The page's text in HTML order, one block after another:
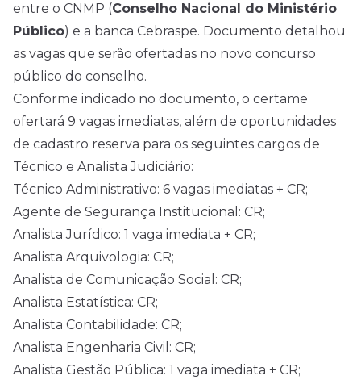
entre o CNMP (Conselho Nacional do Ministério
Público) e a banca Cebraspe. Documento detalhou
as vagas que serão ofertadas no novo concurso
público do conselho.
Conforme indicado no documento, o certame
ofertará 9 vagas imediatas, além de oportunidades
de cadastro reserva para os seguintes cargos de
Técnico e Analista Judiciário:
Técnico Administrativo: 6 vagas imediatas + CR;
Agente de Segurança Institucional: CR;
Analista Jurídico: 1 vaga imediata + CR;
Analista Arquivologia: CR;
Analista de Comunicação Social: CR;
Analista Estatística: CR;
Analista Contabilidade: CR;
Analista Engenharia Civil: CR;
Analista Gestão Pública: 1 vaga imediata + CR;